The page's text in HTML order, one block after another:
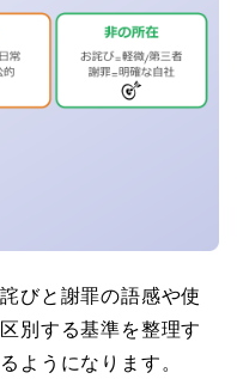
びと謝罪の語感や使
別する基準を整理す
ようになります。